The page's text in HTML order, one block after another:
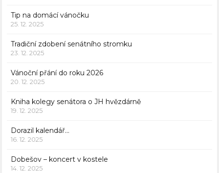
Tip na domácí vánočku
25. 12. 2025
Tradiční zdobení senátního stromku
23. 12. 2025
Vánoční přání do roku 2026
20. 12. 2025
Kniha kolegy senátora o JH hvězdárně
19. 12. 2025
Dorazil kalendář…
16. 12. 2025
Dobešov – koncert v kostele
14. 12. 2025